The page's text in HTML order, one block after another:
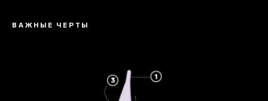
ВАЖНЫЕ ЧЕРТЫ